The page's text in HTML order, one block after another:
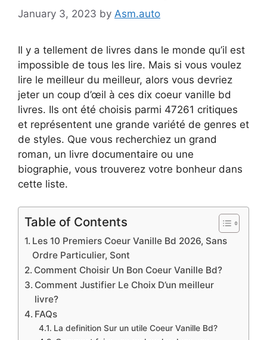
January 3, 2023 by Asm.auto
Il y a tellement de livres dans le monde qu’il est
impossible de tous les lire. Mais si vous voulez
lire le meilleur du meilleur, alors vous devriez
jeter un coup d’œil à ces dix coeur vanille bd
livres. Ils ont été choisis parmi 47261 critiques
et représentent une grande variété de genres et
de styles. Que vous recherchiez un grand
roman, un livre documentaire ou une
biographie, vous trouverez votre bonheur dans
cette liste.
Table of Contents
Les 10 Premiers Coeur Vanille Bd 2026, Sans
Ordre Particulier, Sont
Comment Choisir Un Bon Coeur Vanille Bd?
Comment Justifier Le Choix D’un meilleur
livre?
FAQs
La definition Sur un utile Coeur Vanille Bd?